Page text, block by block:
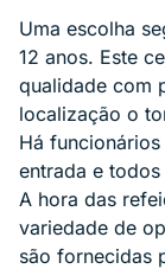
Uma escolha
12 anos. Este
qualidade com
localização o
Há
entrada e
A hora das
variedade de
são fornecidas